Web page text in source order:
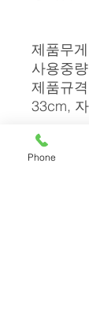
제품무
사용중
제품규
33cm,
전고
장 91cm
제품재
Phone